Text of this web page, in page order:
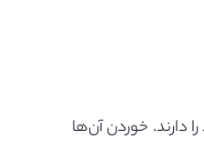
دارند. خوردن آن‌ها